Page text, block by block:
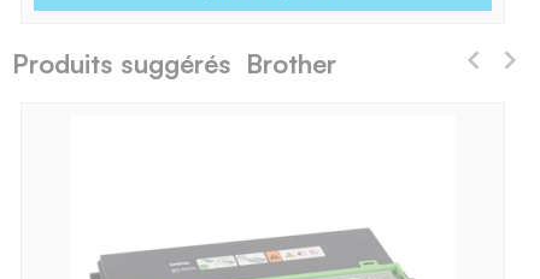
Produits suggérés Brother